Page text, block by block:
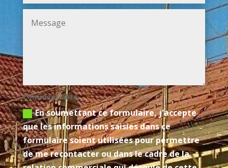
Confidentialité
En soumettant ce formulaire, j'accepte
que les informations saisies dans ce
formulaire soient utilisées pour permettre
de me recontacter ou dans le cadre de la